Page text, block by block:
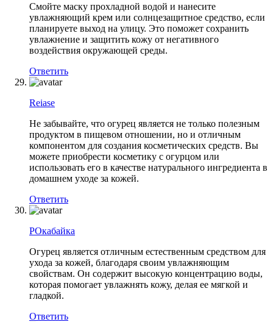
Смойте маску прохладной водой и нанесите
увлажняющий крем или солнцезащитное средство, если
планируете выход на улицу. Это поможет сохранить
увлажнение и защитить кожу от негативного
воздействия окружающей среды.
Ответить
Reiase
Не забывайте, что огурец является не только полезным
продуктом в пищевом отношении, но и отличным
компонентом для создания косметических средств. Вы
можете приобрести косметику с огурцом или
использовать его в качестве натурального ингредиента в
домашнем уходе за кожей.
Ответить
РОкабайка
Огурец является отличным естественным средством для
ухода за кожей, благодаря своим увлажняющим
свойствам. Он содержит высокую концентрацию воды,
которая помогает увлажнять кожу, делая ее мягкой и
гладкой.
Ответить